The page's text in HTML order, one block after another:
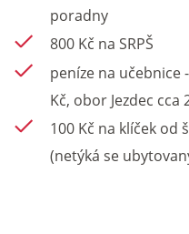
poradny
800 Kč na SRPŠ
peníze na učebnice
Kč, obor Jezdec cca
100 Kč na klíček od
(netýká se